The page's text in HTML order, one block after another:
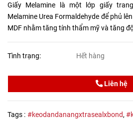
Giấy Melamine là một lớp giấy
Melamine Urea Formaldehyde để phủ
MDF nhằm tăng tính thẩm mỹ và tăng
Tình trạng: Hết hàng
Liên hệ
Tags : #keodandanangxtrasealxbond,